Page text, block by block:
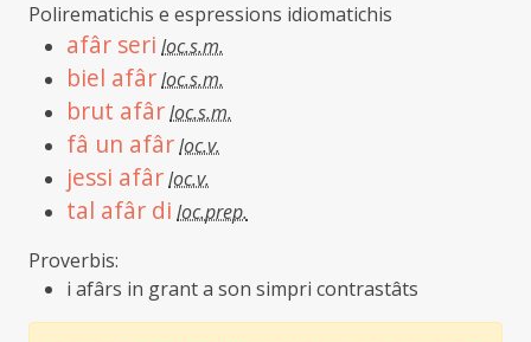
Polirematichis e espressions idiomatichis
afâr seri loc.s.m.
biel afârloc.s.m.
brut afârloc.s.m.
fâ un afârloc.v.
jessi afârloc.v.
tal afâr di loc.prep.
Proverbis:
i afârs in grant a son simpri contrastâts